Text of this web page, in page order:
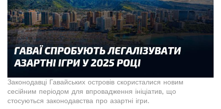
Законодавці Гавайських островів скористалися новим
сесійним періодом для впровадження ініціатив, що
стосуються законодавства про азартні ігри.